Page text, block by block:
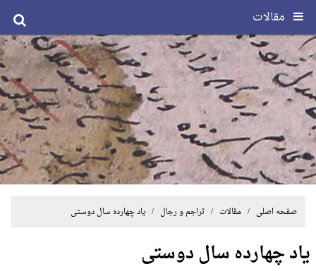
مقالات
صفحه اصلی /مقالات /تراجم و رجال / یاد چهارده سال دوستی
یاد چهارده سال دوستی